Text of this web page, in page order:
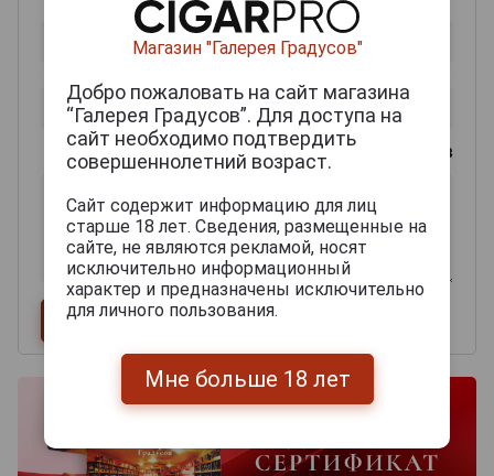
0из 2000 знаков
Магазин "Галерея Градусов"
Добро пожаловать на сайт магазина
“Галерея Градусов”. Для доступа на
сайт необходимо подтвердить
совершеннолетний возраст.
Сайт содержит информацию для лиц
старше 18 лет. Сведения, размещенные на
сайте, не являются рекламой, носят
исключительно информационный
характер и предназначены исключительно
для личного пользования.
Мне больше 18 лет